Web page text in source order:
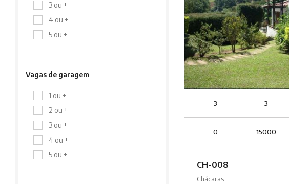
3 3
0 15000
CH-008
Chácaras
3 ou +
4 ou +
5 ou +
Vagas de garagem
1 ou +
2 ou +
3 ou +
4 ou +
5 ou +